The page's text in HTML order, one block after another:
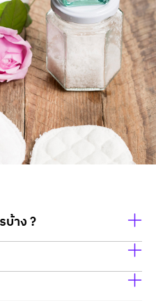
บ้าง ?
สามารถยื่นภายหลังได้ ก่อน
ร